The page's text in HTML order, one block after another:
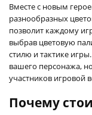
Вместе с новым
разнообразных
позволит каждому
выбрав цветовую
стилю и тактике
вашего персонажа,
участников игровой
Почему